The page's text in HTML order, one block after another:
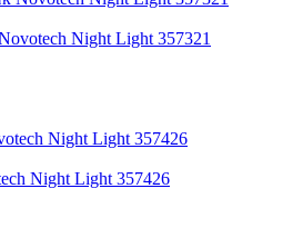
Night Light 357321
Night Light 357426